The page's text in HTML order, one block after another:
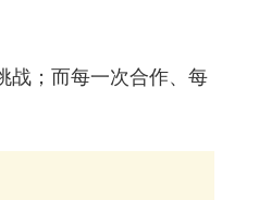
战；而每一次合作、每